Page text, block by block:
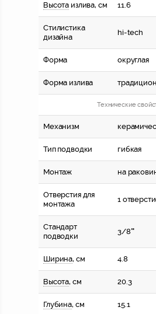
Высота излива, см 11.6
Стилистика
дизайна
hi-tech
Форма округлая
Форма излива
Технические
Механизм
Тип подводки гибкая
Монтаж на
Отверстия для
монтажа
1
Стандарт
подводки
3/8'"
Ширина, см 4.8
Высота, см 20.3
Глубина, см 15.1